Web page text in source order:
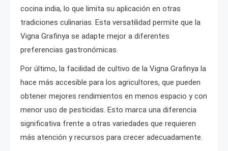
cocina india, lo que limita su aplicación en otras
tradiciones culinarias. Esta versatilidad permite que la
Vigna Grafinya se adapte mejor a diferentes
preferencias gastronómicas.
Por último, la facilidad de cultivo de la Vigna Grafinya la
hace más accesible para los agricultores, que pueden
obtener mejores rendimientos en menos espacio y con
menor uso de pesticidas. Esto marca una diferencia
significativa frente a otras variedades que requieren
más atención y recursos para crecer adecuadamente.